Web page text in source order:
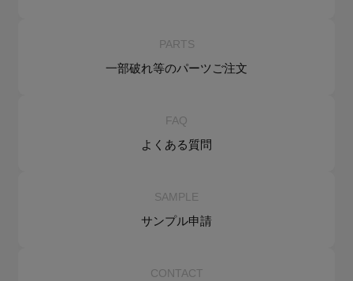
PARTS
一部破れ等のパーツご注文
FAQ
よくある質問
SAMPLE
サンプル申請
CONTACT